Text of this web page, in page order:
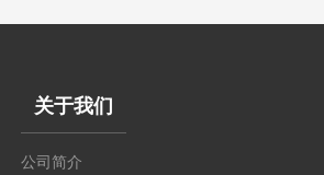
关于我们
公司简介